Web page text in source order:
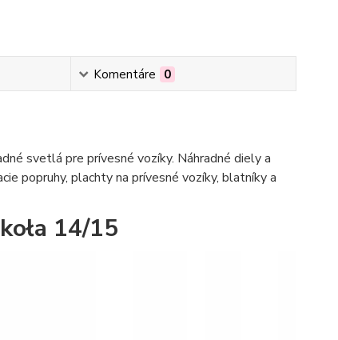
Komentáre 0
svetlá pre prívesné vozíky. Náhradné diely a
popruhy, plachty na prívesné vozíky, blatníky a
14/15